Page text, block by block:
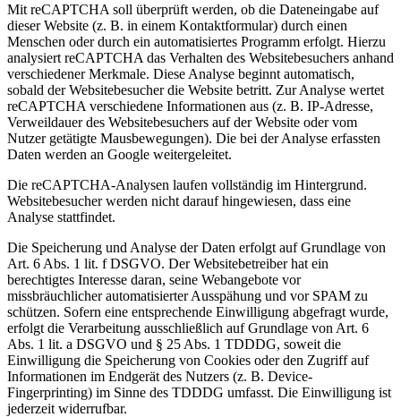
Mit reCAPTCHA soll überprüft werden, ob die Dateneingabe auf
dieser Website (z. B. in einem Kontaktformular) durch einen
Menschen oder durch ein automatisiertes Programm erfolgt. Hierzu
analysiert reCAPTCHA das Verhalten des Websitebesuchers anhand
verschiedener Merkmale. Diese Analyse beginnt automatisch,
sobald der Websitebesucher die Website betritt. Zur Analyse wertet
reCAPTCHA verschiedene Informationen aus (z. B. IP-Adresse,
Verweildauer des Websitebesuchers auf der Website oder vom
Nutzer getätigte Mausbewegungen). Die bei der Analyse erfassten
Daten werden an Google weitergeleitet.
Die reCAPTCHA-Analysen laufen vollständig im Hintergrund.
Websitebesucher werden nicht darauf hingewiesen, dass eine
Analyse stattfindet.
Die Speicherung und Analyse der Daten erfolgt auf Grundlage von
Art. 6 Abs. 1 lit. f DSGVO. Der Websitebetreiber hat ein
berechtigtes Interesse daran, seine Webangebote vor
missbräuchlicher automatisierter Ausspähung und vor SPAM zu
schützen. Sofern eine entsprechende Einwilligung abgefragt wurde,
erfolgt die Verarbeitung ausschließlich auf Grundlage von Art. 6
Abs. 1 lit. a DSGVO und § 25 Abs. 1 TDDDG, soweit die
Einwilligung die Speicherung von Cookies oder den Zugriff auf
Informationen im Endgerät des Nutzers (z. B. Device-
Fingerprinting) im Sinne des TDDDG umfasst. Die Einwilligung ist
jederzeit widerrufbar.